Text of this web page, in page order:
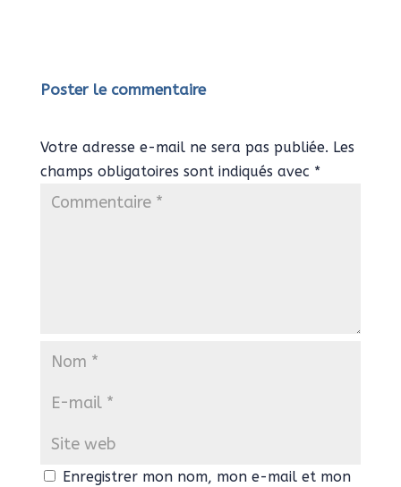
Poster le commentaire
Votre adresse e-mail ne sera pas publiée. Les
champs obligatoires sont indiqués avec *
Enregistrer mon nom, mon e-mail et mon